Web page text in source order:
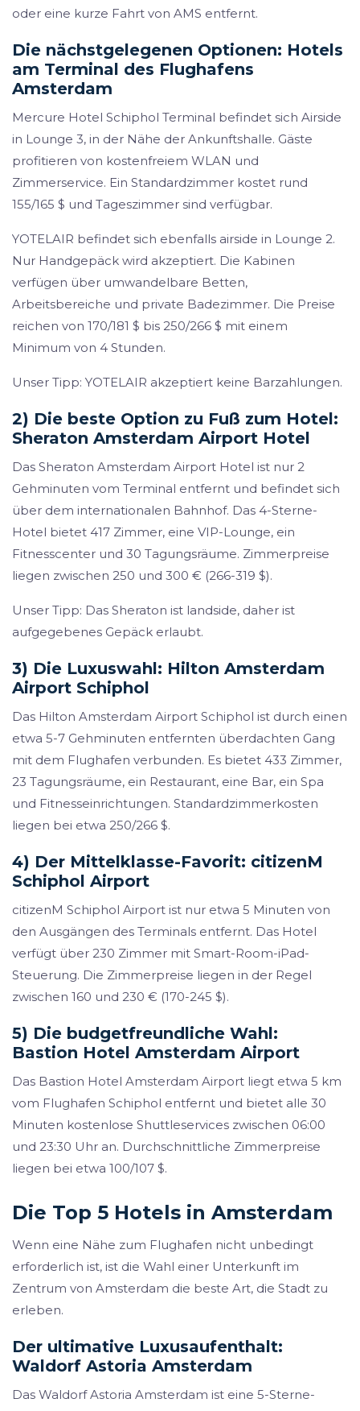
oder eine kurze Fahrt von AMS entfernt.
Die nächstgelegenen Optionen: Hotels
am Terminal des Flughafens
Amsterdam
Mercure Hotel Schiphol Terminal befindet sich Airside
in Lounge 3, in der Nähe der Ankunftshalle. Gäste
profitieren von kostenfreiem WLAN und
Zimmerservice. Ein Standardzimmer kostet rund
155/165 $ und Tageszimmer sind verfügbar.
YOTELAIR befindet sich ebenfalls airside in Lounge 2.
Nur Handgepäck wird akzeptiert. Die Kabinen
verfügen über umwandelbare Betten,
Arbeitsbereiche und private Badezimmer. Die Preise
reichen von 170/181 $ bis 250/266 $ mit einem
Minimum von 4 Stunden.
Unser Tipp: YOTELAIR akzeptiert keine Barzahlungen.
2) Die beste Option zu Fuß zum Hotel:
Sheraton Amsterdam Airport Hotel
Das Sheraton Amsterdam Airport Hotel ist nur 2
Gehminuten vom Terminal entfernt und befindet sich
über dem internationalen Bahnhof. Das 4-Sterne-
Hotel bietet 417 Zimmer, eine VIP-Lounge, ein
Fitnesscenter und 30 Tagungsräume. Zimmerpreise
liegen zwischen 250 und 300 € (266-319 $).
Unser Tipp: Das Sheraton ist landside, daher ist
aufgegebenes Gepäck erlaubt.
3) Die Luxuswahl: Hilton Amsterdam
Airport Schiphol
Das Hilton Amsterdam Airport Schiphol ist durch einen
etwa 5-7 Gehminuten entfernten überdachten Gang
mit dem Flughafen verbunden. Es bietet 433 Zimmer,
23 Tagungsräume, ein Restaurant, eine Bar, ein Spa
und Fitnesseinrichtungen. Standardzimmerkosten
liegen bei etwa 250/266 $.
4) Der Mittelklasse-Favorit: citizenM
Schiphol Airport
citizenM Schiphol Airport ist nur etwa 5 Minuten von
den Ausgängen des Terminals entfernt. Das Hotel
verfügt über 230 Zimmer mit Smart-Room-iPad-
Steuerung. Die Zimmerpreise liegen in der Regel
zwischen 160 und 230 € (170-245 $).
5) Die budgetfreundliche Wahl:
Bastion Hotel Amsterdam Airport
Das Bastion Hotel Amsterdam Airport liegt etwa 5 km
vom Flughafen Schiphol entfernt und bietet alle 30
Minuten kostenlose Shuttleservices zwischen 06:00
und 23:30 Uhr an. Durchschnittliche Zimmerpreise
liegen bei etwa 100/107 $.
Die Top 5 Hotels in Amsterdam
Wenn eine Nähe zum Flughafen nicht unbedingt
erforderlich ist, ist die Wahl einer Unterkunft im
Zentrum von Amsterdam die beste Art, die Stadt zu
erleben.
Der ultimative Luxusaufenthalt:
Waldorf Astoria Amsterdam
Das Waldorf Astoria Amsterdam ist eine 5-Sterne-